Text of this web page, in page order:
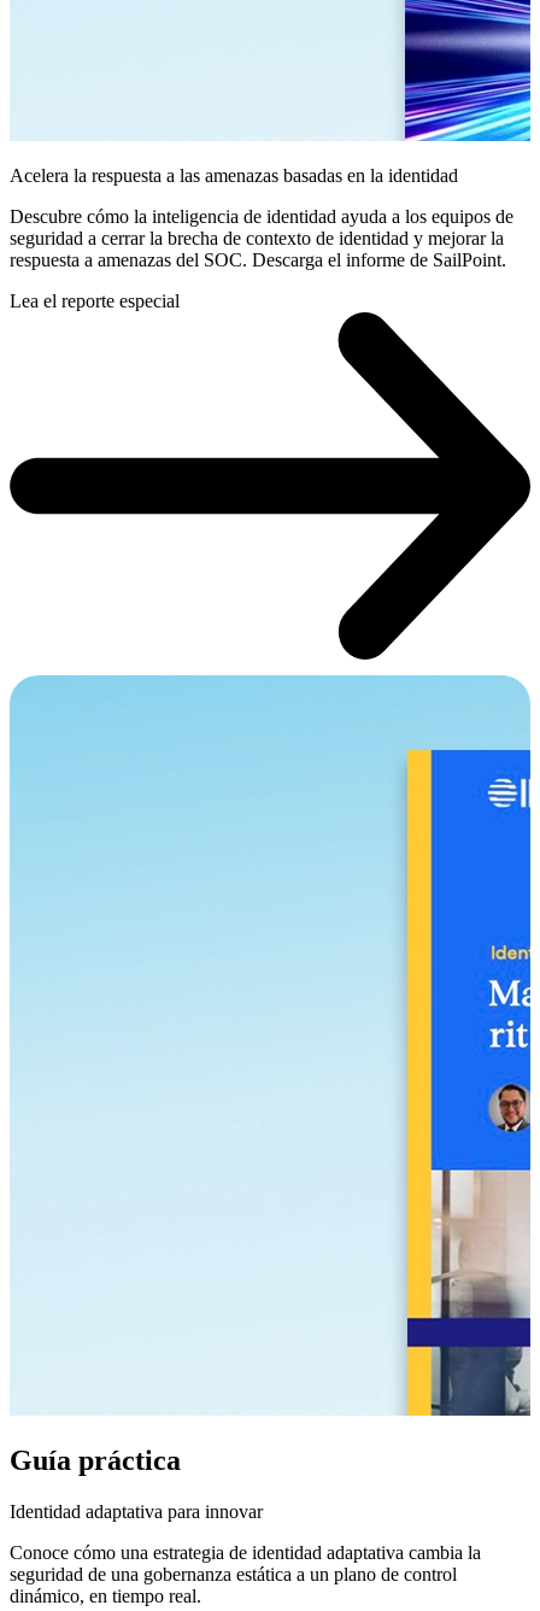
Acelera la respuesta a las amenazas basadas en la identidad
Descubre cómo la inteligencia de identidad ayuda a los equipos de
seguridad a cerrar la brecha de contexto de identidad y mejorar la
respuesta a amenazas del SOC. Descarga el informe de SailPoint.
Lea el reporte especial
Guía práctica
Identidad adaptativa para innovar
Conoce cómo una estrategia de identidad adaptativa cambia la
seguridad de una gobernanza estática a un plano de control
dinámico, en tiempo real.